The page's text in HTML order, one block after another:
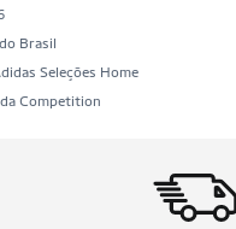
Brasil
Seleções Home
Competition